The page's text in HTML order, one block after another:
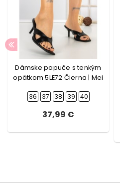
Dámske papuče s tenkým
opätkom 5LE72 Čierna | Mei
36 37 38 39 40
37,99 €